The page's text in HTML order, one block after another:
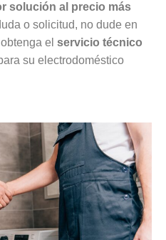
solución al precio más
o solicitud, no dude en
el servicio técnico
su electrodoméstico